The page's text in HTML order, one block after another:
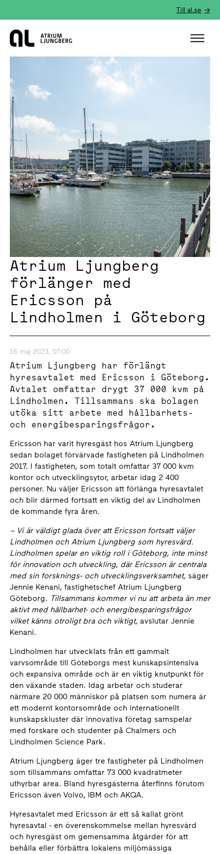
Till al.se
Hem
Atrium Ljungberg
förlänger med
Ericsson på
Lindholmen i Göteborg
16 maj 2023, 07:00
Atrium Ljungberg har förlängt
hyresavtalet med Ericsson i Göteborg.
Avtalet omfattar drygt 37 000 kvm på
Lindholmen. Tillsammans ska bolagen
utöka sitt arbete med hållbarhets-
och energibesparingsfrågor.
Ericsson har varit hyresgäst hos Atrium Ljungberg
sedan bolaget förvärvade fastigheten på Lindholmen
2017. I fastigheten, som totalt omfattar 37 000 kvm
kontor och utvecklingsytor, arbetar idag 2 400
personer. Nu väljer Ericsson att förlänga hyresavtalet
och blir därmed fortsatt en viktig del av Lindholmen
de kommande fyra åren.
– Vi är väldigt glada över att Ericsson fortsatt väljer
Lindholmen och Atrium Ljungberg som hyresvärd.
Lindholmen spelar en viktig roll i Göteborg, inte minst
för innovation och utveckling, där Ericsson är centrala
med sin forsknings- och utvecklingsverksamhet, säger
Jennie Kenani, fastighetschef Atrium Ljungberg
Göteborg. Tillsammans kommer vi nu att arbeta än mer
aktivt med hållbarhet- och energibesparingsfrågor
vilket känns otroligt bra och viktigt, avslutar Jennie
Kenani.
Lindholmen har utvecklats från ett gammalt
varvsområde till Göteborgs mest kunskapsintensiva
och expansiva område och är en viktig knutpunkt för
den växande staden. Idag arbetar och studerar
närmare 20 000 människor på platsen som numera är
ett modernt kontorsområde och internationellt
kunskapskluster där innovativa företag samspelar
med forskare och studenter på Chalmers och
Lindholmen Science Park.
Atrium Ljungberg äger tre fastigheter på Lindholmen
som tillsammans omfattar 73 000 kvadratmeter
uthyrbar area. Bland hyresgästerna återfinns förutom
Ericsson även Volvo, IBM och AKQA.
Hyresavtalet med Ericsson är ett så kallat grönt
hyresavtal - en överenskommelse mellan hyresvärd
och hyresgäst om gemensamma åtgärder för att
behålla eller förbättra lokalens miljömässiga